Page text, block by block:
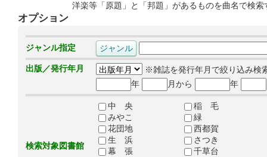
洋楽等「原題」と「邦題」があるものを曲名で検
オプション
ジャンル指定
出版／発行年月
※雑誌を発行年月で絞り込み検
年
月から 年
検索対象図書館
中 央
稲 毛
みやこ
緑
花団地
西都賀
生 浜
さつき
幕 張
千草台